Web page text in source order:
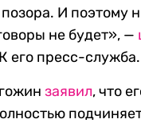
И поэтому
не будет», —
его пресс-служба.
заявил, что